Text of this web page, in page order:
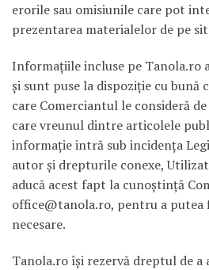
erorile sau omisiunile care pot
prezentarea materialelor de pe
Informaţiile incluse pe Tanola.ro
şi sunt puse la dispoziţie cu bună
care Comerciantul le consideră
care vreunul dintre articolele
informaţie intră sub incidenţa
autor şi drepturile conexe,
aducă acest fapt la cunoştinţă
office@tanola.ro, pentru a putea
necesare.
Tanola.ro îşi rezervă dreptul de a